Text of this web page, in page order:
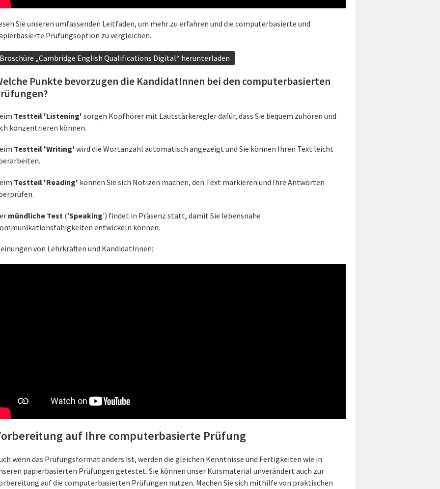
Sie unseren umfassenden Leitfaden, um mehr zu erfahren und die computerbasierte und
Prüfungsoption zu vergleichen.
Broschüre „Cambridge English Qualifications Digital“ herunterladen
Punkte bevorzugen die KandidatInnen bei den computerbasierten
Testteil 'Listening' sorgen Kopfhörer mit Lautstärkeregler dafür, dass Sie bequem zuhören und
konzentrieren können.
Testteil 'Writing' wird die Wortanzahl automatisch angezeigt und Sie können Ihren Text leicht
Testteil 'Reading' können Sie sich Notizen machen, den Text markieren und Ihre Antworten
mündliche Test ('Speaking') findet in Präsenz statt, damit Sie lebensnahe
entwickeln können.
von Lehrkräften und KandidatInnen:
auf Ihre computerbasierte Prüfung
wenn das Prüfungsformat anders ist, werden die gleichen Kenntnisse und Fertigkeiten wie in
papierbasierten Prüfungen getestet. Sie können unser Kursmaterial unverändert auch zur
auf die computerbasierten Prüfungen nutzen. Machen Sie sich mithilfe von praktischen